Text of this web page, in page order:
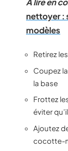
nettoyer :
modèles
Retirez
Coupez
la base
Frottez
éviter
Ajoutez
cocotte-